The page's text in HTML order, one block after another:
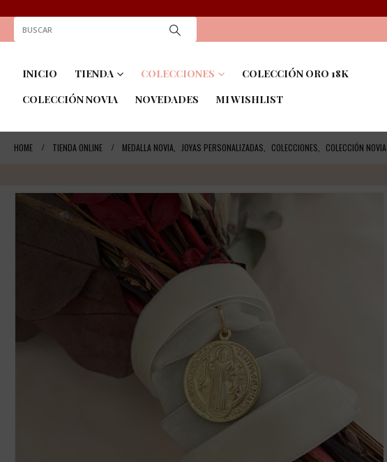
INICIO TIENDA COLECCIONES
COLECCIÓN ORO 18K
COLECCIÓN NOVIA
NOVEDADES MI WISHLIST
HOME TIENDA ONLINE MEDALLA NOVIA JOYAS PERSONALIZADAS COLECCIONES COLECCIÓN NOVIA